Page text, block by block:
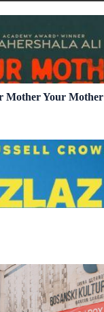
Mother Your Mother